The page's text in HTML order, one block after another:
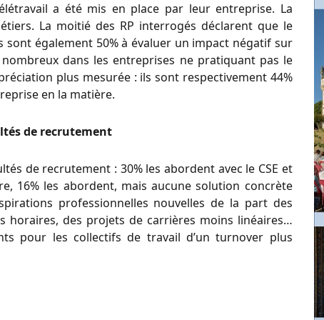
a été mis en place par leur entreprise. La
La moitié des RP interrogés déclarent que le
également 50% à évaluer un impact négatif sur
dans les entreprises ne pratiquant pas le
plus mesurée : ils sont respectivement 44%
en la matière.
de recrutement
de recrutement : 30% les abordent avec le CSE et
16% les abordent, mais aucune solution concrète
professionnelles nouvelles de la part des
horaires, des projets de carrières moins linéaires…
pour les collectifs de travail d’un turnover plus